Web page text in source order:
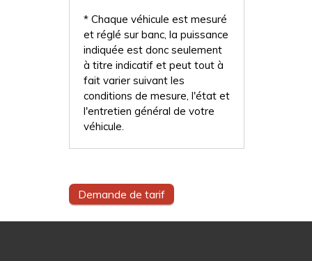
* Chaque véhicule est mesuré
et réglé sur banc, la puissance
indiquée est donc seulement
à titre indicatif et peut tout à
fait varier suivant les
conditions de mesure, l'état et
l'entretien général de votre
véhicule.
Demande de tarif